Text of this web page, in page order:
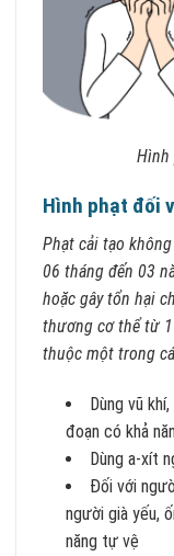
Hình phạt đối
Phạt cải tạo
06 tháng đến 03
hoặc gây tổn hại
thương cơ thể từ
thuộc một trong
Dùng vũ
đoạn có khả
Dùng a-xít
Đối với
người già yếu,
năng tự vệ